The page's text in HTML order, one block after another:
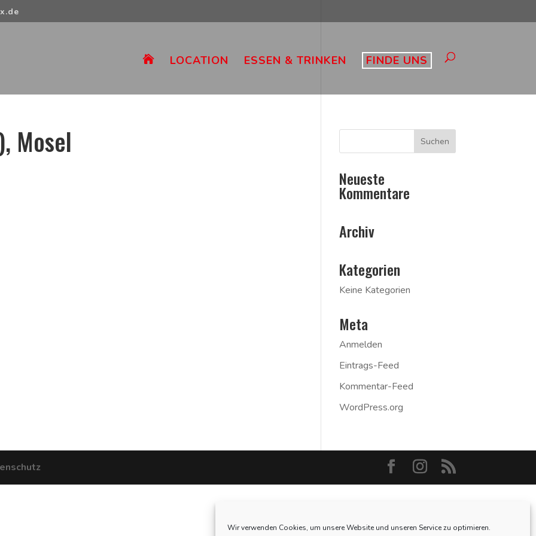
Wir verwenden Cookies, um unsere Website und unseren Service zu optimieren.
 LOCATION ESSEN & TRINKEN FINDE UNS
Mosel
Neueste
Kommentare
Archiv
Kategorien
Keine Kategorien
Meta
Anmelden
Eintrags-Feed
Kommentar-Feed
WordPress.org